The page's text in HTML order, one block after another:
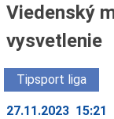
Viedenský
vysvetlenie
Tipsport liga
27.11.2023 15:21